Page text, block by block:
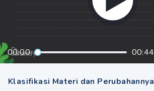
00:00 00:44
Klasifikasi Materi dan Perubahannya